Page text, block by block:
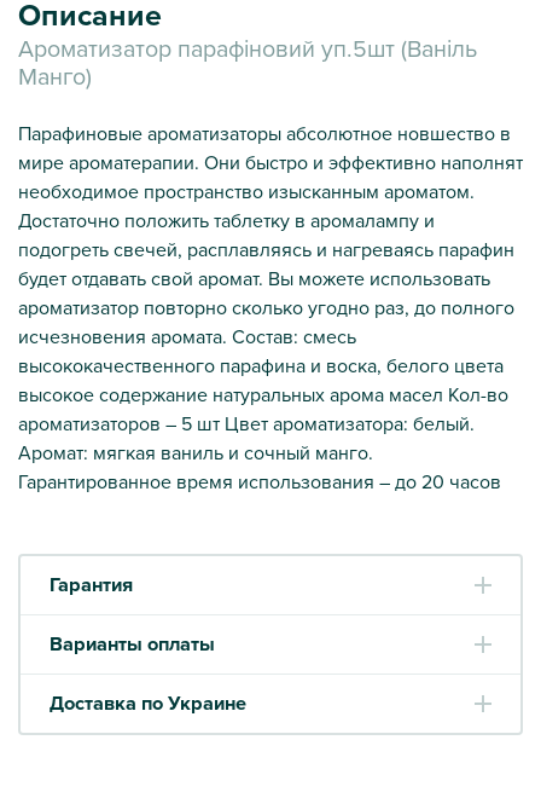
Описание
Ароматизатор парафіновий уп.5шт (Ваніль
Манго)
Парафиновые ароматизаторы абсолютное новшество в
мире ароматерапии. Они быстро и эффективно наполнят
необходимое пространство изысканным ароматом.
Достаточно положить таблетку в аромалампу и
подогреть свечей, расплавляясь и нагреваясь парафин
будет отдавать свой аромат. Вы можете использовать
ароматизатор повторно сколько угодно раз, до полного
исчезновения аромата. Состав: смесь
высококачественного парафина и воска, белого цвета
высокое содержание натуральных арома масел Кол-во
ароматизаторов – 5 шт Цвет ароматизатора: белый.
Аромат: мягкая ваниль и сочный манго.
Гарантированное время использования – до 20 часов
Гарантия
Варианты оплаты
Доставка по Украине